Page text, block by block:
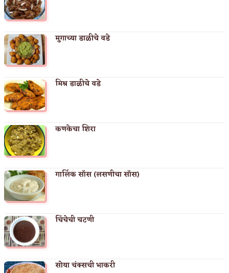
मुगाच्या डाळीचे वडे
मिश्र डाळीचे वडे
कणकेचा शिरा
गार्लिक सॉस (लसणीचा सॉस)
चिंचेची चटणी
सोया चंक्सची भाकरी